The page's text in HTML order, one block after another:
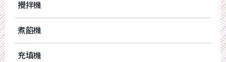
攪拌機
煮餡機
充填機